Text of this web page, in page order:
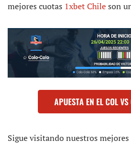
mejores cuotas 1xbet Chileson
APUESTA EN EL COL VS
Sigue visitando nuestros mejores